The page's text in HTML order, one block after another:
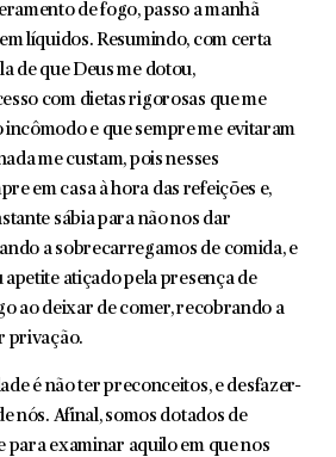
de fogo, passo a manhã
líquidos. Resumindo, com certa
de que Deus me dotou,
com dietas rigorosas que me
e que sempre me evitaram
me custam, pois nesses
em casa à hora das refeições e,
sábia para não nos dar
a sobrecarregamos de comida, e
apetite atiçado pela presença de
ao deixar de comer, reco­brando a
privação.
é não ter preconceitos, e desfazer-
nós. Afinal, somos dotados de
para examinar aquilo em que nos